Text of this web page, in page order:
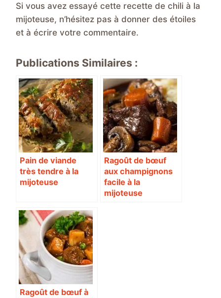
Si vous avez essayé cette recette de chili à la
mijoteuse, n’hésitez pas à donner des étoiles
et à écrire votre commentaire.
Publications Similaires :
Pain de viande
très tendre à la
mijoteuse
Ragoût de bœuf
aux champignons
facile à la
mijoteuse
Ragoût de bœuf à